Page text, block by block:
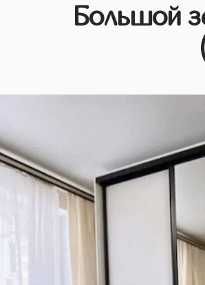
Большой